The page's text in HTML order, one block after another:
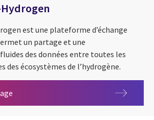
Hydrogen
est une plateforme d’échange
un partage et une
des données entre toutes les
des écosystèmes de l’hydrogène.